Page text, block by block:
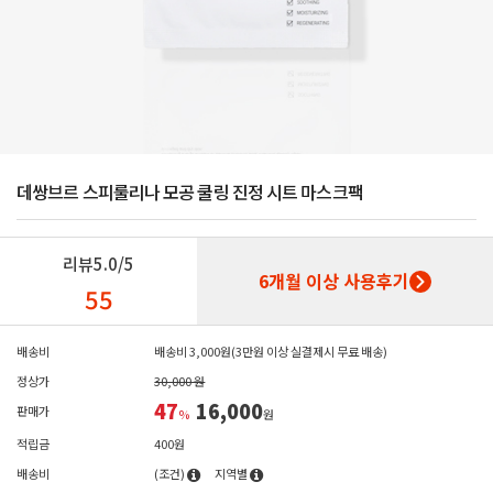
데쌍브르 스피룰리나 모공 쿨링 진정 시트 마스크팩
리뷰5.0/5
55 6개월 이상 사용후기
배송비
배송비 3,000원(3만원 이상 실결제시 무료 배송)
정상가
30,000 원
판매가
47% 16,000원
적립금
400원
배송비
(조건) 지역별